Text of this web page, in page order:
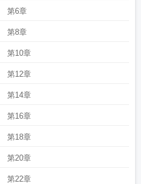
舍合意资产什么意思
漫免费全集
合意逃婚冷耀江若依
合意友来情不厌
思 合意解除合同后还能追究违约责任
第6章
第8章
第10章
第12章
第14章
第16章
第18章
第20章
第22章